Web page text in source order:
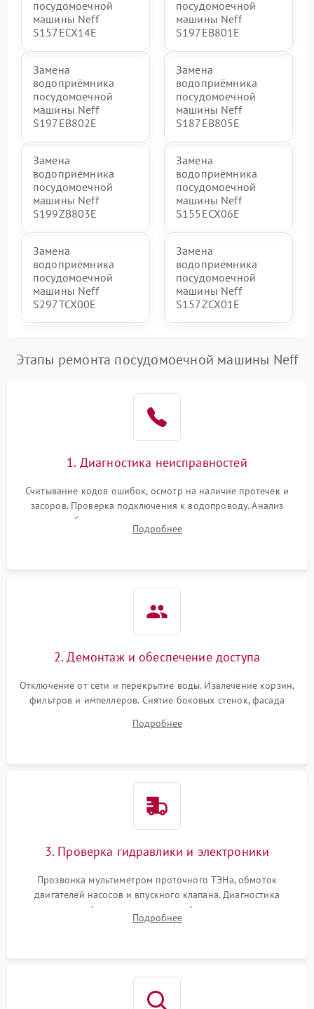
посудомоечной
машины Neff
S157ECX14E
посудомоечной
машины Neff
S197EB801E
Замена
водоприёмника
посудомоечной
машины Neff
S197EB802E
Замена
водоприёмника
посудомоечной
машины Neff
S187EB805E
Замена
водоприёмника
посудомоечной
машины Neff
S199ZB803E
Замена
водоприёмника
посудомоечной
машины Neff
S155ECX06E
Замена
водоприёмника
посудомоечной
машины Neff
S297TCX00E
Замена
водоприёмника
посудомоечной
машины Neff
S157ZCX01E
Этапы ремонта посудомоечной машины Neff
1. Диагностика неисправностей
Считывание кодов ошибок, осмотр на наличие протечек и
засоров. Проверка подключения к водопроводу. Анализ
жалоб на отсутствие слива, нагрева, вращения
разбрызгивателей или срабатывание системы защиты
Подробнее
2. Демонтаж и обеспечение доступа
Отключение от сети и перекрытие воды. Извлечение корзин,
фильтров и импеллеров. Снятие боковых стенок, фасада
циркуляционному насосу, ТЭНу и сливной помпе.
Подробнее
3. Проверка гидравлики и электроники
Прозвонка мультиметром проточного ТЭНа, обмоток
двигателей насосов и впускного клапана. Диагностика
прессостата (датчика уровня воды), датчика мутности,
концевика дверцы и электронного модуля управления.
Подробнее